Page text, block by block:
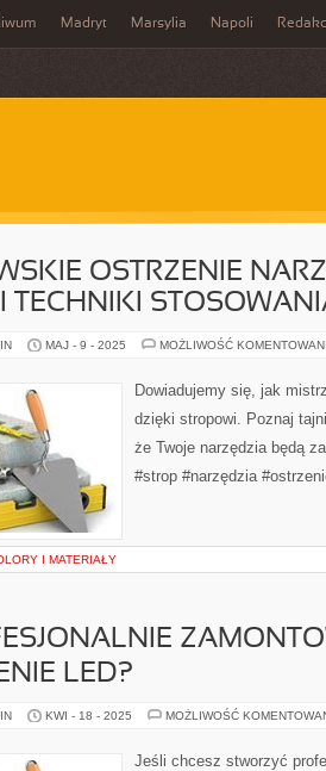
Madryt Marsylia Napoli
OSTRZENIE
TECHNIKI
MAJ - 9 - 2025 MOŻLIWOŚĆ
Dowiadujemy się, jak
dzięki stropowi. Poznaj
że Twoje narzędzia będą
#strop #narzędzia
I MATERIAŁY
LED?
KWI - 18 - 2025 MOŻLIWOŚĆ
Jeśli chcesz stworzyć